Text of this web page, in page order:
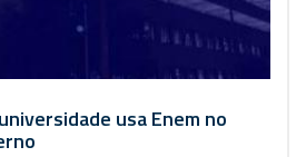
usa Enem no